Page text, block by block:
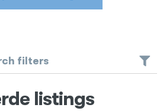
filters
listings